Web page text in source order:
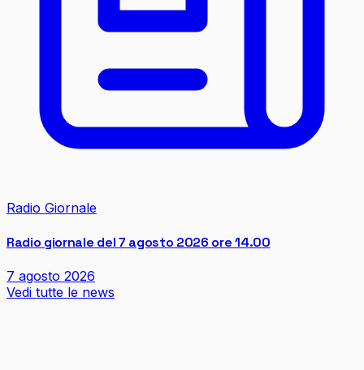
Radio Giornale
Radio giornale del 7 agosto 2026 ore 14.00
7 agosto 2026
Vedi tutte le news